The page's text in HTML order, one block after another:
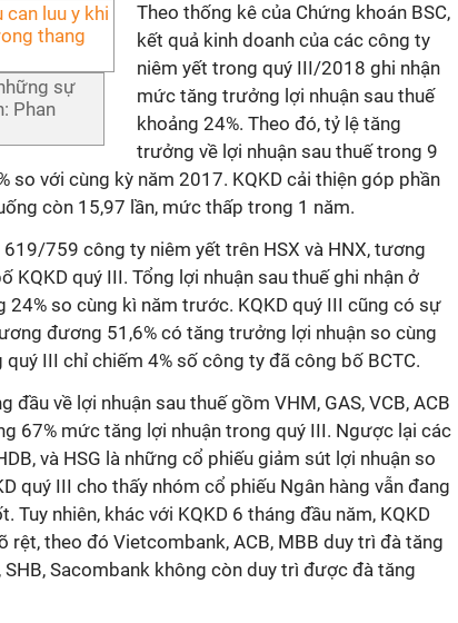
sự
Phan
Theo thống kê của Chứng khoán BSC,
kết quả kinh doanh của các công ty
niêm yết trong quý III/2018 ghi nhận
mức tăng trưởng lợi nhuận sau thuế
khoảng 24%. Theo đó, tỷ lệ tăng
trưởng về lợi nhuận sau thuế trong 9
so với cùng kỳ năm 2017. KQKD cải thiện góp phần
còn 15,97 lần, mức thấp trong 1 năm.
759 công ty niêm yết trên HSX và HNX, tương
KQKD quý III. Tổng lợi nhuận sau thuế ghi nhận ở
so cùng kì năm trước. KQKD quý III cũng có sự
đương 51,6% có tăng trưởng lợi nhuận so cùng
III chỉ chiếm 4% số công ty đã công bố BCTC.
đầu về lợi nhuận sau thuế gồm VHM, GAS, VCB, ACB
67% mức tăng lợi nhuận trong quý III. Ngược lại các
và HSG là những cổ phiếu giảm sút lợi nhuận so
quý III cho thấy nhóm cổ phiếu Ngân hàng vẫn đang
Tuy nhiên, khác với KQKD 6 tháng đầu năm, KQKD
rệt, theo đó Vietcombank, ACB, MBB duy trì đà tăng
SHB, Sacombank không còn duy trì được đà tăng